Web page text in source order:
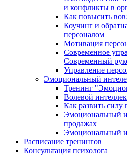
и конфликты в
Как повысить
Коучинг и
персоналом
Мотивация
Современное
Современный
Управление
Эмоциональный
Тренинг
Волевой
Как развить силу
Эмоциональный
продажах
Эмоциональный
Расписание тренингов
Консультация психолога